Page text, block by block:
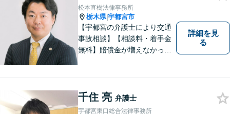
松本直樹法律事務所
栃木県|宇都宮市
【宇都宮の弁護士により交通
事故相談】【相談料・着手金
無料】賠償金が増えなかった
う強い思いから，交通事故問
題に積極的に取り組んでいま
詳細を見
る
千住 亮 弁護士
宇都宮東口総合法律事務所